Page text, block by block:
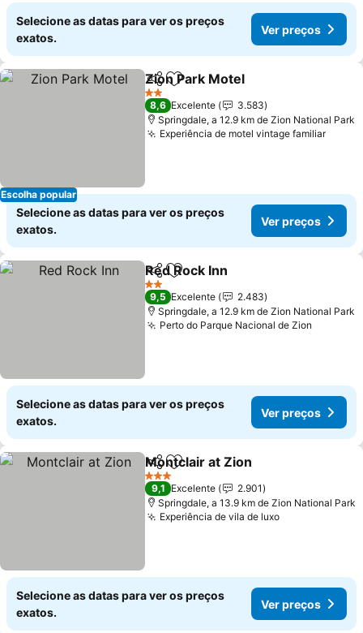
Selecione as datas para ver os preços
exatos.
Ver preços
Escolha popular
PartilharAdicionar aos favoritos
Zion Park Motel
2 Estrelas
8,6 Excelente
3.583
Springdale, a 12.9 km de Zion National Park
Experiência de motel vintage familiarVer
Selecione as datas para ver os preços
exatos.
Ver preços
PartilharAdicionar aos favoritos
Red Rock Inn
2 Estrelas
9,5 Excelente
2.483
Springdale, a 12.9 km de Zion National Park
Perto do Parque Nacional de Zion
Selecione as datas para ver os preços
exatos.
Ver preços
PartilharAdicionar aos favoritos
Montclair at Zion
3 Estrelas
9,1 Excelente
2.901
Springdale, a 13.9 km de Zion National Park
Experiência de vila de luxoVer preços
Selecione as datas para ver os preços
exatos.
Ver preços